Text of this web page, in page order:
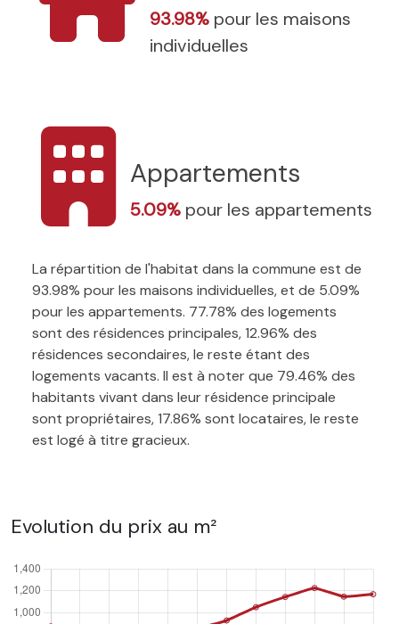
93.98% pour les maisons
individuelles
Appartements
5.09% pour les appartements
La répartition de l'habitat dans la commune est de
93.98% pour les maisons individuelles, et de 5.09%
pour les appartements. 77.78% des logements
sont des résidences principales, 12.96% des
résidences secondaires, le reste étant des
logements vacants. Il est à noter que 79.46% des
habitants vivant dans leur résidence principale
sont propriétaires, 17.86% sont locataires, le reste
est logé à titre gracieux.
Evolution du prix au m²